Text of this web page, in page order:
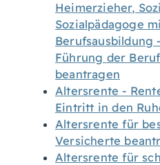
Heimerzieher,
Sozialpädagoge
Berufsausbildung
Führung der
beantragen
Altersrente -
Eintritt in den
Altersrente für
Versicherte
Altersrente für